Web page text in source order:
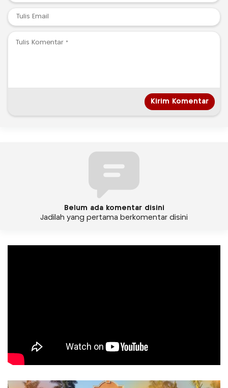
Belum ada komentar disini
Jadilah yang pertama berkomentar disini